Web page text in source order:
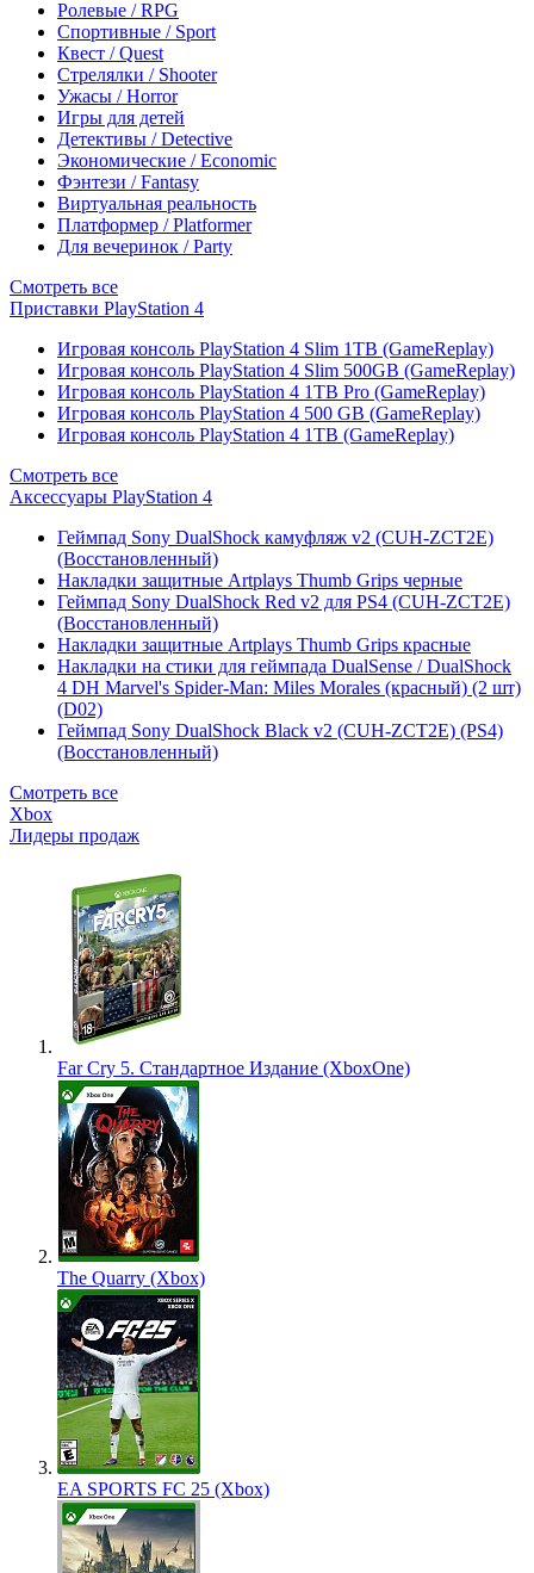
Ролевые / RPG
Спортивные / Sport
Квест / Quest
Стрелялки / Shooter
Ужасы / Horror
Игры для детей
Детективы / Detective
Экономические / Economic
Фэнтези / Fantasy
Виртуальная реальность
Платформер / Platformer
Для вечеринок / Party
Смотреть все
Приставки PlayStation 4
Игровая консоль PlayStation 4 Slim 1TB (GameReplay)
Игровая консоль PlayStation 4 Slim 500GB (GameReplay)
Игровая консоль PlayStation 4 1TB Pro (GameReplay)
Игровая консоль PlayStation 4 500 GB (GameReplay)
Игровая консоль PlayStation 4 1TB (GameReplay)
Смотреть все
Аксессуары PlayStation 4
Геймпад Sony DualShock камуфляж v2 (CUH-ZCT2E)
(Восстановленный)
Накладки защитные Artplays Thumb Grips черные
Геймпад Sony DualShock Red v2 для PS4 (CUH-ZCT2E)
(Восстановленный)
Накладки защитные Artplays Thumb Grips красные
Накладки на стики для геймпада DualSense / DualShock
4 DH Marvel's Spider-Man: Miles Morales (красный) (2 шт)
(D02)
Геймпад Sony DualShock Black v2 (CUH-ZCT2E) (PS4)
(Восстановленный)
Смотреть все
Xbox
Лидеры продаж
Far Cry 5. Стандартное Издание (XboxOne)
The Quarry (Xbox)
EA SPORTS FC 25 (Xbox)